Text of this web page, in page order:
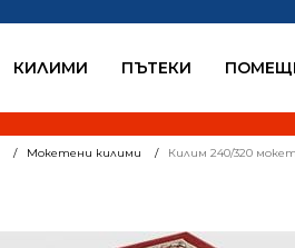
КИЛИМИ ПЪТЕКИ
Мокетени килими Килим 240/320